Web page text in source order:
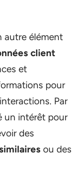
autre élément
client
et
pour
Par
un intérêt pour
des
ou des